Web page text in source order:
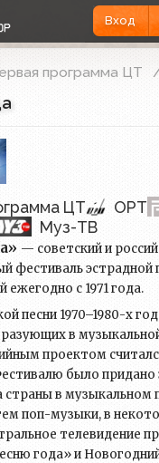
Вход
программа ЦТ
ЦТ ОРТ
Муз-ТВ
— советский и
фестиваль эстрадной
ежегодно с 1971 года.
песни 1970–1980-х
в
проектом
было придано
страны в музыкальном
поп-музыки, в
телевидение
года» и